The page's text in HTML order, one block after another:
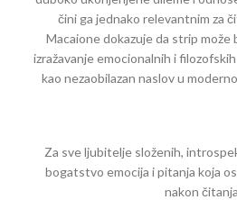
čini ga jednako relevantnim za
Macaione dokazuje da strip
izražavanje emocionalnih i
kao nezaobilazan naslov u
Za sve ljubitelje složenih,
bogatstvo emocija i pitanja koja
nakon